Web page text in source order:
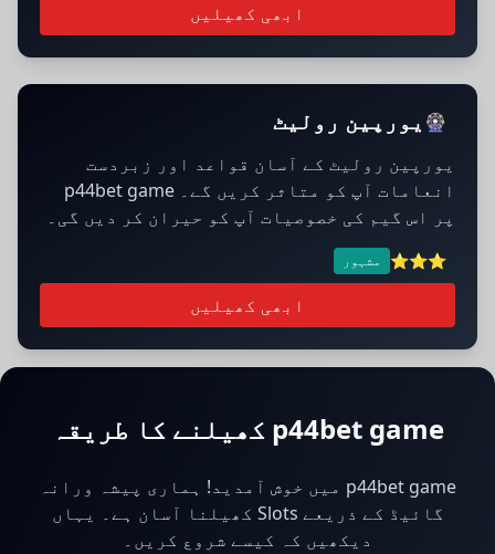
ابھی کھیلیں
🎡 یورپین رولیٹ
یورپین رولیٹ کے آسان قواعد اور زبردست
انعامات آپ کو متاثر کریں گے۔ p44bet game
پر اس گیم کی خصوصیات آپ کو حیران کر دیں گی۔
⭐⭐⭐ مشہور
ابھی کھیلیں
p44bet game کھیلنے کا طریقہ
p44bet game میں خوش آمدید! ہماری پیشہ ورانہ
گائیڈ کے ذریعے Slots کھیلنا آسان ہے۔ یہاں
دیکھیں کہ کیسے شروع کریں۔